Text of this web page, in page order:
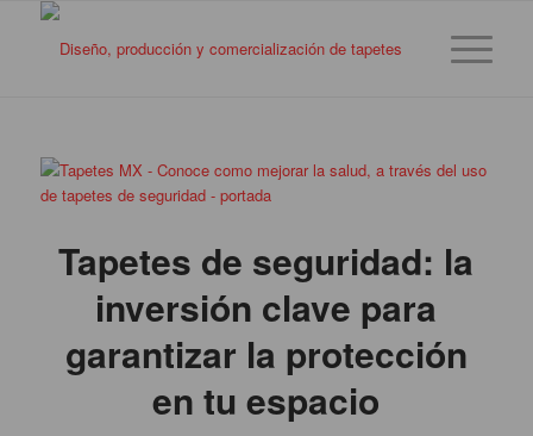
Tapetes de seguridad: la
inversión clave para
garantizar la protección
en tu espacio